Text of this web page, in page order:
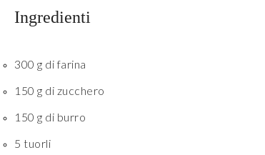
Ingredienti
300 g di farina
150 g di zucchero
150 g di burro
5 tuorli